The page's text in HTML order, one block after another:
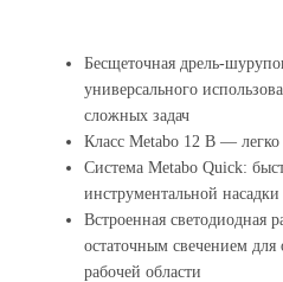
Бесщеточная дрель-
универсального
сложных задач
Класс Metabo 12 В — легко
Система Metabo Quick:
инструментальной
Встроенная светодиодная
остаточным свечением
рабочей области